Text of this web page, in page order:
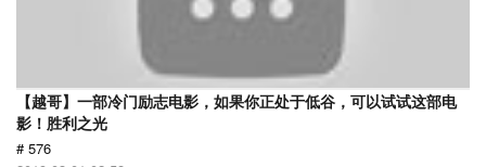
【越哥】一部冷门励志电影，如果你正处于低谷，可以试试这部电
影！胜利之光
# 576